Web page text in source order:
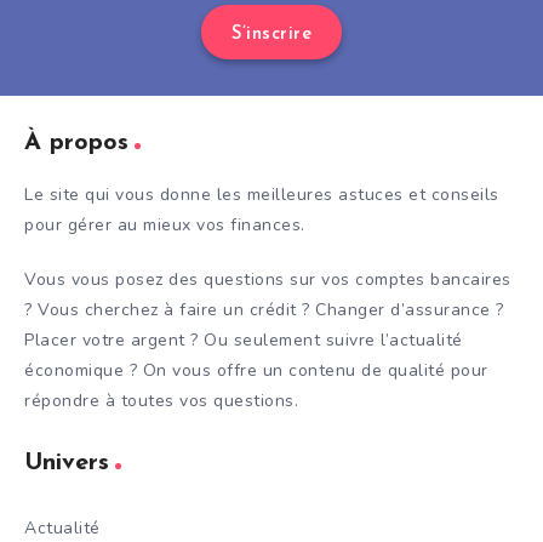
S’inscrire
À propos
Le site qui vous donne les meilleures astuces et conseils
pour gérer au mieux vos finances.
Vous vous posez des questions sur vos comptes bancaires
? Vous cherchez à faire un crédit ? Changer d’assurance ?
Placer votre argent ? Ou seulement suivre l’actualité
économique ? On vous offre un contenu de qualité pour
répondre à toutes vos questions.
Univers
Actualité